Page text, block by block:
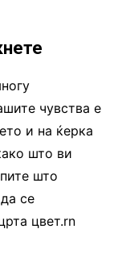
чувства е
и на ќерка
што ви
што
се
цвет.rn